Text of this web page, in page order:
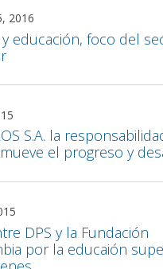
2016
educación, foco del
S.A. la
el progreso y
DPS y la Fundación
por la educaión